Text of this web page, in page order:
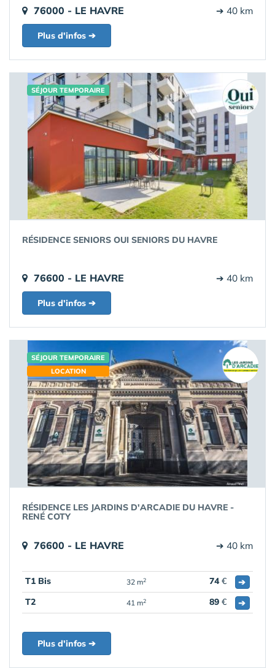
76000 - LE HAVRE ➔ 40 km
Plus d'infos ➔
SÉJOUR TEMPORAIRE
RÉSIDENCE SENIORS OUI SENIORS DU HAVRE
76600 - LE HAVRE ➔ 40 km
Plus d'infos ➔
SÉJOUR TEMPORAIRE
LOCATION
RÉSIDENCE LES JARDINS D'ARCADIE DU HAVRE -
RENÉ COTY
76600 - LE HAVRE ➔ 40 km
T1 Bis 32 m2 74€
➔
T2
41 m2 89 € ➔
Plus d'infos ➔